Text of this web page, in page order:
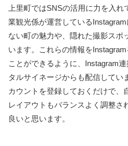
上里町ではSNSの活用に力を入
業観光係が運営している
ない町の魅力や、隠れた撮影スポ
います。これらの情報を
ことができるように、Instagram
タルサイネージからも配信してい
カウントを登録しておくだけで、
レイアウトもバランスよく調整さ
良いと思います。